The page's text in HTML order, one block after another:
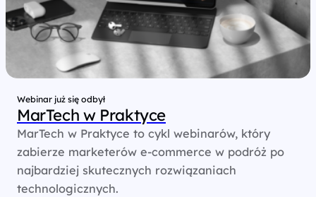
Webinar już się odbył
MarTech w Praktyce
MarTech w Praktyce to cykl webinarów, który
zabierze marketerów e-commerce w podróż po
najbardziej skutecznych rozwiązaniach
technologicznych.